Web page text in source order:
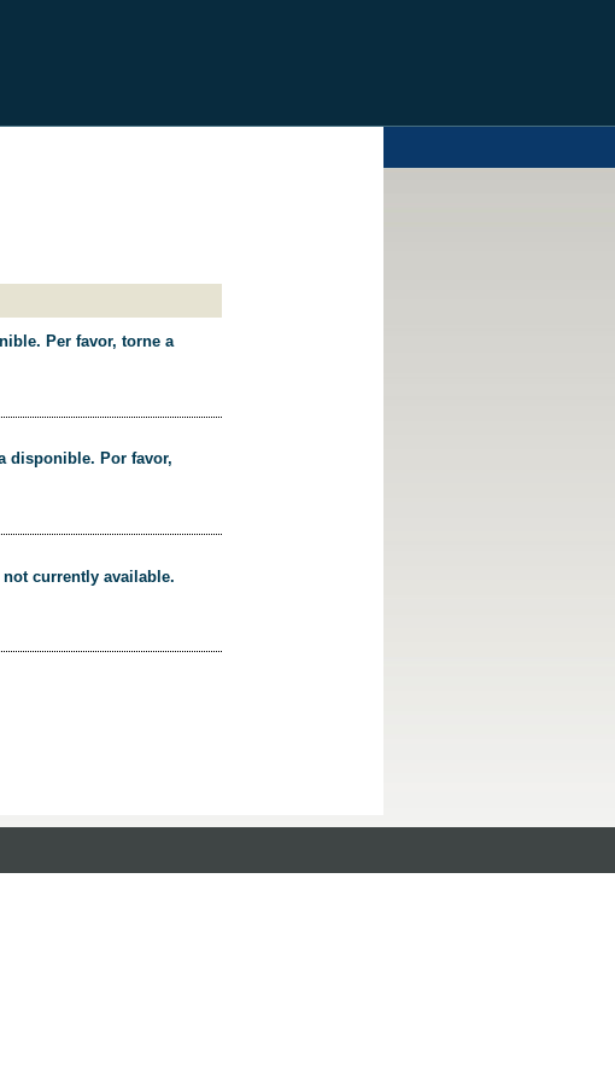
Per favor, torne a
disponible. Por favor,
currently available.